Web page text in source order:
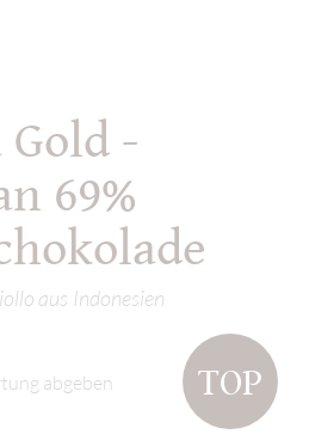
Gold -
69%
aus Indonesien
TOP
abgeben